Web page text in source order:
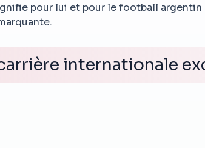
pour lui et pour le football
internationale